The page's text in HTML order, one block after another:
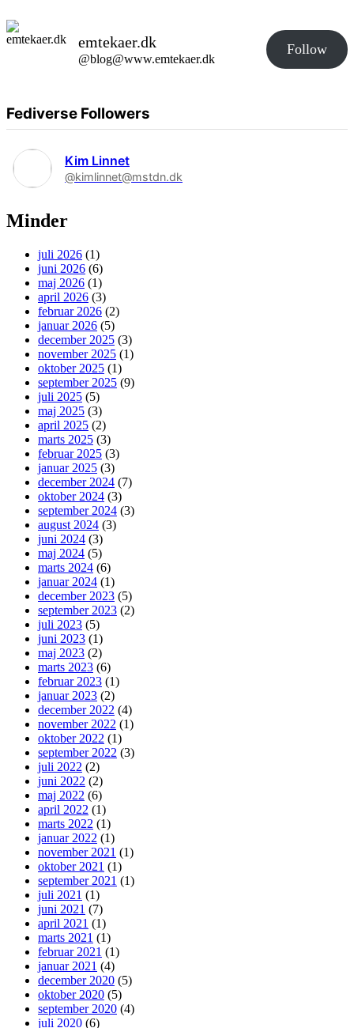
emtekaer.dk
@blog@www.emtekaer.dk
Follow
Fediverse Followers
Kim Linnet
@kimlinnet@mstdn.dk
Minder
juli 2026 (1)
juni 2026 (6)
maj 2026 (1)
april 2026 (3)
februar 2026 (2)
januar 2026 (5)
december 2025 (3)
november 2025 (1)
oktober 2025 (1)
september 2025 (9)
juli 2025 (5)
maj 2025 (3)
april 2025 (2)
marts 2025 (3)
februar 2025 (3)
januar 2025 (3)
december 2024 (7)
oktober 2024 (3)
september 2024 (3)
august 2024 (3)
juni 2024 (3)
maj 2024 (5)
marts 2024 (6)
januar 2024 (1)
december 2023 (5)
september 2023 (2)
juli 2023 (5)
juni 2023 (1)
maj 2023 (2)
marts 2023 (6)
februar 2023 (1)
januar 2023 (2)
december 2022 (4)
november 2022 (1)
oktober 2022 (1)
september 2022 (3)
juli 2022 (2)
juni 2022 (2)
maj 2022 (6)
april 2022 (1)
marts 2022 (1)
januar 2022 (1)
november 2021 (1)
oktober 2021 (1)
september 2021 (1)
juli 2021 (1)
juni 2021 (7)
april 2021 (1)
marts 2021 (1)
februar 2021 (1)
januar 2021 (4)
december 2020 (5)
oktober 2020 (5)
september 2020 (4)
juli 2020 (6)